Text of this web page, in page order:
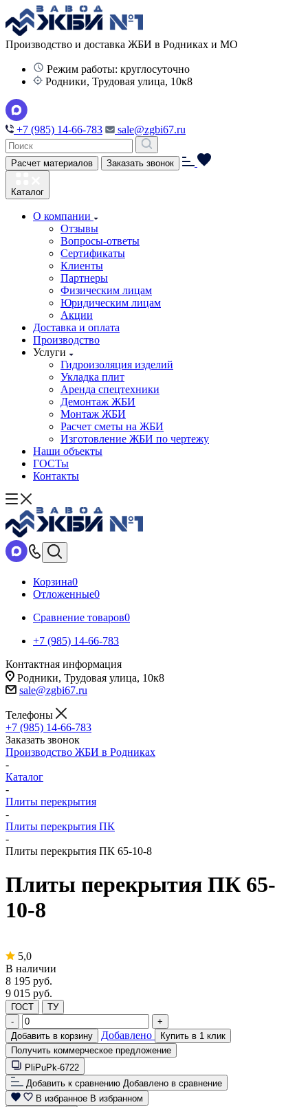
Производство и доставка ЖБИ в Родниках и МО
Режим работы: круглосуточно
Родники, Трудовая улица, 10к8
+7 (985) 14-66-783 sale@zgbi67.ru
Расчет материалов Заказать звонок
Каталог
О компании
Отзывы
Вопросы-ответы
Сертификаты
Клиенты
Партнеры
Физическим лицам
Юридическим лицам
Акции
Доставка и оплата
Производство
Услуги
Гидроизоляция изделий
Укладка плит
Аренда спецтехники
Демонтаж ЖБИ
Монтаж ЖБИ
Расчет сметы на ЖБИ
Изготовление ЖБИ по чертежу
Наши объекты
ГОСТы
Контакты
Корзина0
Отложенные0
Сравнение товаров0
+7 (985) 14-66-783
Контактная информация
Родники, Трудовая улица, 10к8
sale@zgbi67.ru
Телефоны
+7 (985) 14-66-783
Заказать звонок
Производство ЖБИ в Родниках
-
Каталог
-
Плиты перекрытия
-
Плиты перекрытия ПК
-
Плиты перекрытия ПК 65-10-8
Плиты перекрытия ПК 65-
10-8
5,0
В наличии
8 195 руб.
9 015 руб.
ГОСТ
ТУ
-
+
Добавить в корзину
Добавлено
Купить в 1 клик
Получить коммерческое предложение
PliPuPk-6722
Добавить к сравнению Добавлено в сравнение
В избранное В избранном